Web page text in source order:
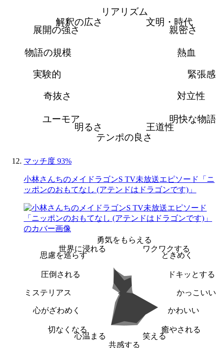
リアリズム
文明・時代
親密さ
熱血
緊張感
対立性
明快な物語
王道性
テンポの良さ
明るさ
ユーモア
奇抜さ
実験的
物語の規模
展開の強さ
解釈の広さ
マッチ度 93%
小林さんちのメイドラゴンS TV未放送エピソード「ニ
ッポンのおもてなし (アテンドはドラゴンです)」
勇気をもらえる
ワクワクする
ときめく
ドキッとする
かっこいい
かわいい
癒やされる
笑える
共感する
心温まる
切なくなる
心がざわめく
ミステリアス
圧倒される
思慮を巡らす
世界に浸れる